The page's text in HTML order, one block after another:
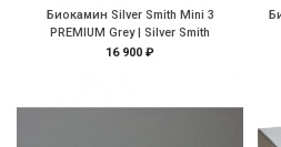
Биокамин Silver Smith Mini 3
PREMIUM Grey | Silver Smith
16 900 ₽